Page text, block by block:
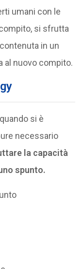
umani con le
si sfrutta
in un
al nuovo compito.
si è
necessario
la capacità
spunto.